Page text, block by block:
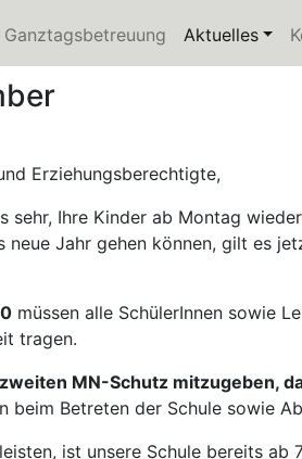
Ganztagsbetreuung Aktuelles
Erziehungsberechtigte,
sehr, Ihre Kinder ab Montag
neue Jahr gehen können, gilt es
müssen alle SchülerInnen sowie
tragen.
MN-Schutz mitzugeben,
beim Betreten der Schule sowie
ist unsere Schule bereits ab